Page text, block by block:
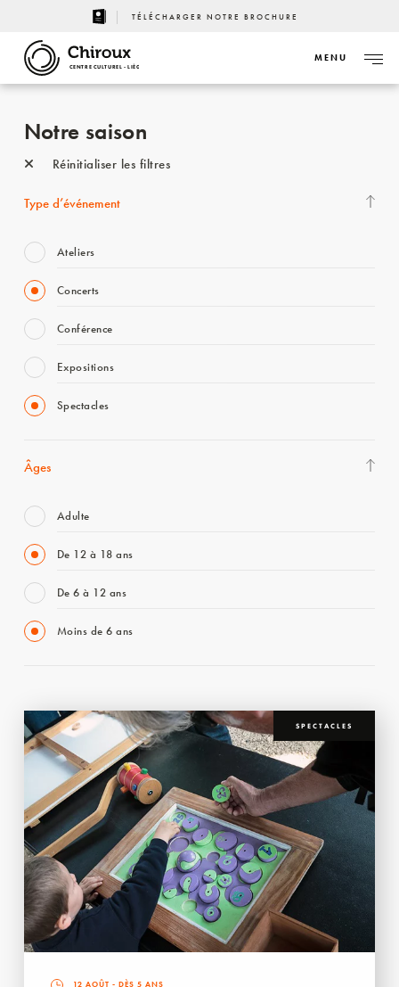
TÉLÉCHARGER NOTRE BROCHURE
CENTRE CULTUREL - LIÈGE
MENU
Notre saison
Réinitialiser les filtres
Type d’événement
Ateliers
Concerts
Conférence
Expositions
Spectacles
Âges
Adulte
De 12 à 18 ans
De 6 à 12 ans
Moins de 6 ans
SPECTACLES
12 AOÛT - DÈS 5 ANS